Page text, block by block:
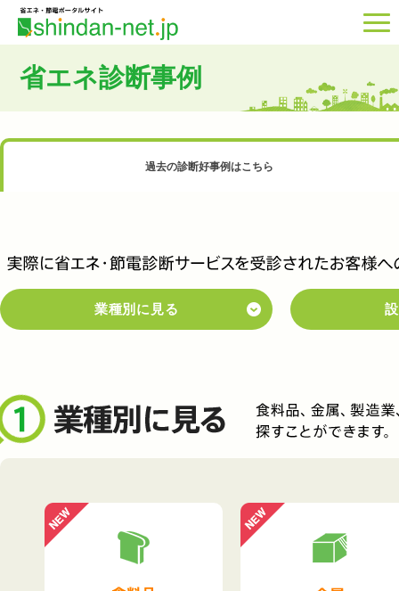
省エネ診断事例
過去の診断好事例はこちら
業種別に見る